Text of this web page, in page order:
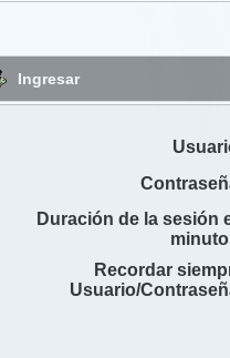
Ingresar
Duración de la sesión
Recordar
Usuario/